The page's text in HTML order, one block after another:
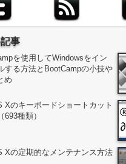
事
を使用してWindowsをイン
する方法とBootCampの小技や
め
Xのキーボードショートカット
693種類）
Xの定期的なメンテナンス方法